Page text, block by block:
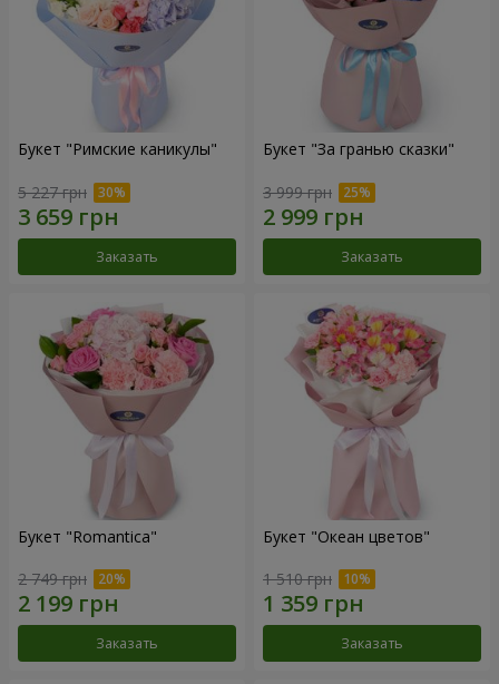
Букет "Римские каникулы"
5 227 грн
Заказать
Букет "За гранью сказки"
3 999 грн
Заказать
Букет "Romantica"
2 749 грн
Заказать
Букет "Океан цветов"
1 510 грн
Заказать